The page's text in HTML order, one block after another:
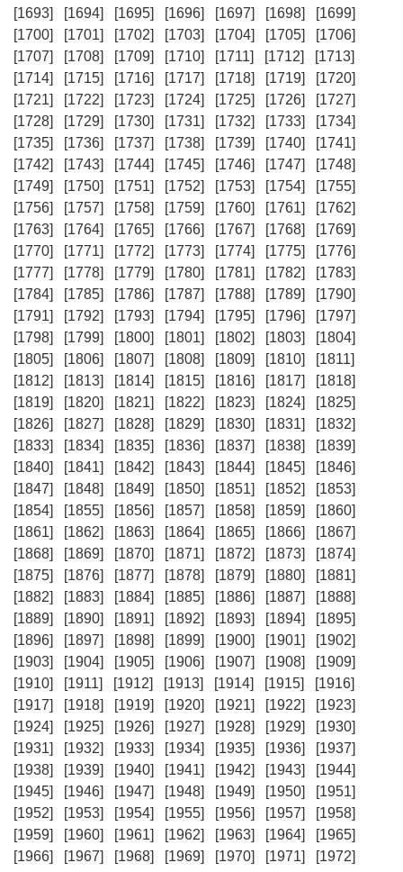
[1693]
[1694] [1695] [1696] [1697] [1698]
[1699]
[1700]
[1701] [1702] [1703] [1704] [1705]
[1706]
[1707]
[1708] [1709] [1710] [1711] [1712]
[1713]
[1714]
[1715] [1716] [1717] [1718] [1719]
[1720]
[1721]
[1722] [1723] [1724] [1725] [1726]
[1727]
[1728]
[1729] [1730] [1731] [1732] [1733]
[1734]
[1735]
[1736] [1737] [1738] [1739] [1740]
[1741]
[1742]
[1743] [1744] [1745] [1746] [1747]
[1748]
[1749]
[1750] [1751] [1752] [1753] [1754]
[1755]
[1756]
[1757] [1758] [1759] [1760] [1761]
[1762]
[1763]
[1764] [1765] [1766] [1767] [1768]
[1769]
[1770]
[1771] [1772] [1773] [1774] [1775]
[1776]
[1777]
[1778] [1779] [1780] [1781] [1782]
[1783]
[1784]
[1785] [1786] [1787] [1788] [1789]
[1790]
[1791]
[1792] [1793] [1794] [1795] [1796]
[1797]
[1798]
[1799] [1800] [1801] [1802] [1803]
[1804]
[1805]
[1806] [1807] [1808] [1809] [1810]
[1811]
[1812]
[1813] [1814] [1815] [1816] [1817]
[1818]
[1819]
[1820] [1821] [1822] [1823] [1824]
[1825]
[1826]
[1827] [1828] [1829] [1830] [1831]
[1832]
[1833]
[1834] [1835] [1836] [1837] [1838]
[1839]
[1840]
[1841] [1842] [1843] [1844] [1845]
[1846]
[1847]
[1848] [1849] [1850] [1851] [1852]
[1853]
[1854]
[1855] [1856] [1857] [1858] [1859]
[1860]
[1861]
[1862] [1863] [1864] [1865] [1866]
[1867]
[1868]
[1869] [1870] [1871] [1872] [1873]
[1874]
[1875]
[1876] [1877] [1878] [1879] [1880]
[1881]
[1882]
[1883] [1884] [1885] [1886] [1887]
[1888]
[1889]
[1890] [1891] [1892] [1893] [1894]
[1895]
[1896]
[1897] [1898] [1899] [1900] [1901]
[1902]
[1903]
[1904] [1905] [1906] [1907] [1908]
[1909]
[1910]
[1911] [1912] [1913] [1914] [1915]
[1916]
[1917]
[1918] [1919] [1920] [1921] [1922]
[1923]
[1924]
[1925] [1926] [1927] [1928] [1929]
[1930]
[1931]
[1932] [1933] [1934] [1935] [1936]
[1937]
[1938]
[1939] [1940] [1941] [1942] [1943]
[1944]
[1945]
[1946] [1947] [1948] [1949] [1950]
[1951]
[1952]
[1953] [1954] [1955] [1956] [1957]
[1958]
[1959]
[1960] [1961] [1962] [1963] [1964]
[1965]
[1966]
[1967] [1968] [1969] [1970] [1971]
[1972]